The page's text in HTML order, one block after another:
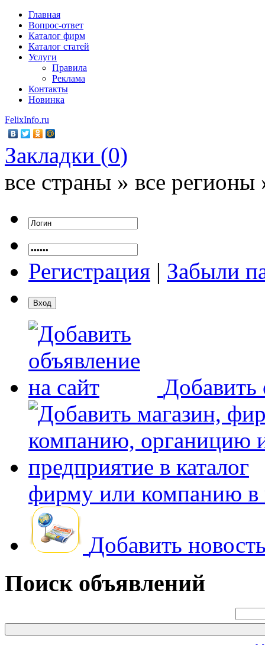
Главная
Вопрос-ответ
Каталог фирм
Каталог статей
Услуги
Правила
Реклама
Контакты
Новинка
FelixInfo.ru
Закладки (0)
все страны » все регионы
Регистрация | Забыли
Добавить
фирму или компанию в
Добавить
Поиск объявлений